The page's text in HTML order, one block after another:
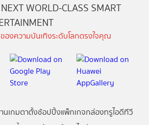
WORLD-CLASS SMART
องความบันเทิงระดับโลกตรงใจคุณ
นเกมตาตั้งช้อปปิ้งแพ็กเกจกล่องทรูไอดีทีวี